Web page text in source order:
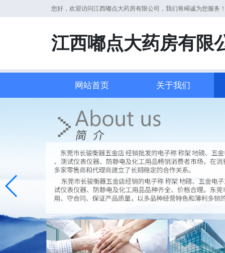
您好，欢迎访问江西嘟点大药房有限公司，我们将竭诚为您服务
江西嘟点大药房有限
网站首页 关于我们